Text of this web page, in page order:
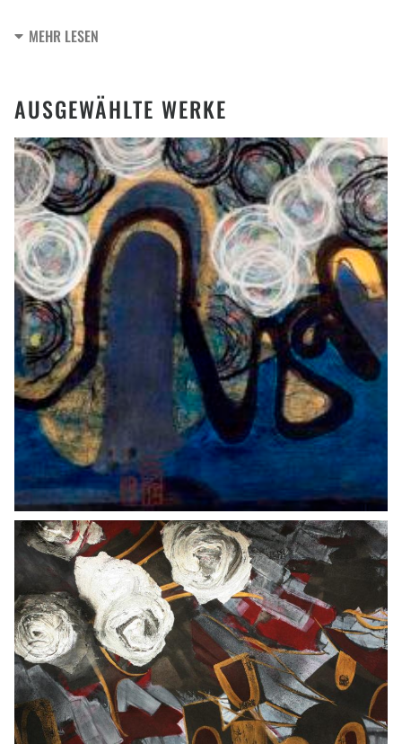
MEHR LESEN
AUSGEWÄHLTE WERKE